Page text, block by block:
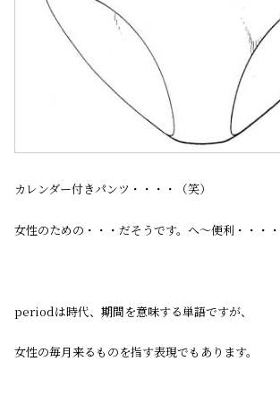
カレンダー付きパンツ・・・・（笑）
女性のための・・・だそうです。へ〜便利・・・・
periodは時代、期間を意味する単語ですが、
女性の毎月来るものを指す表現でもあります。